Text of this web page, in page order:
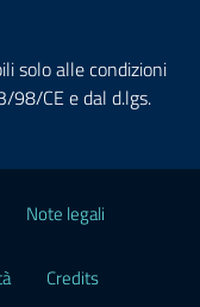
solo alle condizioni
98/CE e dal d.lgs.
Note legali
Credits